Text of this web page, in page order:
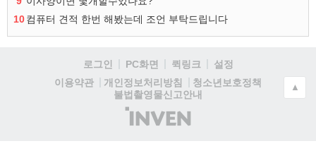
10컴퓨터 견적 한번 해봤는데 조언 부탁드립니다
로그인 PC화면 퀵링크
설정
이용약관
개인정보처리방침
청소년보호정책
불법촬영물신고안내
(주)
인
▲